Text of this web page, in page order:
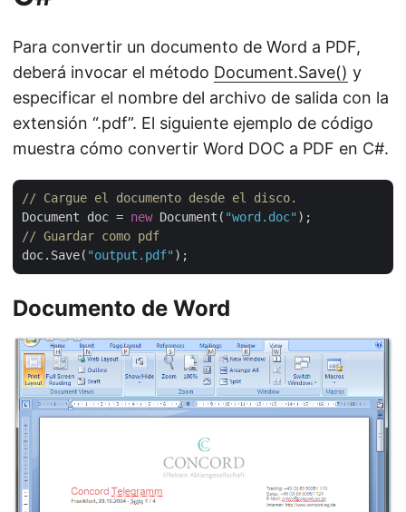
Para convertir un documento de Word a PDF,
deberá invocar el método Document.Save() y
especificar el nombre del archivo de salida con la
extensión “.pdf”. El siguiente ejemplo de código
muestra cómo convertir Word DOC a PDF en C#.
// Cargue el documento desde el disco.
Document doc = new Document( "word.doc"
// Guardar como pdf
doc.Save( "output.pdf"
Documento de Word